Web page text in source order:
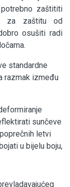
zaštititi
za zaštitu od
osušiti radi
standardne
razmak između
sunčeve
letvi
u bijelu boju,